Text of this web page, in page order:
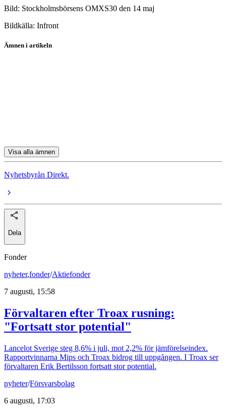
Bild: Stockholmsbörsens OMXS30 den 14 maj
Bildkälla: Infront
Ämnen i artikeln
Visa alla ämnen
Nyhetsbyrån Direkt.
Dela
Fonder
nyheter,fonder/Aktiefonder
7 augusti, 15:58
Förvaltaren efter Troax rusning:
"Fortsatt stor potential"
Lancelot Sverige steg 8,6% i juli, mot 2,2% för jämförelseindex.
Rapportvinnarna Mips och Troax bidrog till uppgången. I Troax ser
förvaltaren Erik Bertilsson fortsatt stor potential.
nyheter/Försvarsbolag
6 augusti, 17:03